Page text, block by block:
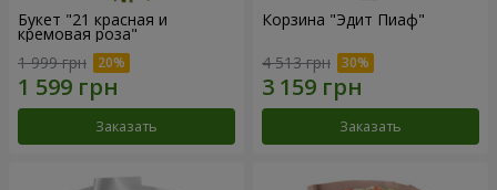
Букет "21 красная и
кремовая роза"
1 999 грн
Заказать
Корзина "Эдит Пиаф"
4 513 грн
Заказать